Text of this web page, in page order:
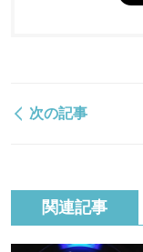
次の記事
関連記事